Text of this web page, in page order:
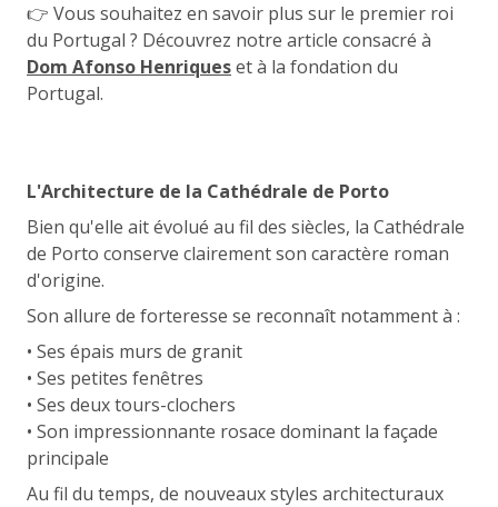
👉 Vous souhaitez en savoir plus sur le premier roi
du Portugal ? Découvrez notre article consacré à
Dom Afonso Henriqueset à la fondation du
Portugal.
L'Architecture de la Cathédrale de Porto
Bien qu'elle ait évolué au fil des siècles, la Cathédrale
de Porto conserve clairement son caractère roman
d'origine.
Son allure de forteresse se reconnaît notamment à :
• Ses épais murs de granit
• Ses petites fenêtres
• Ses deux tours-clochers
• Son impressionnante rosace dominant la façade
principale
Au fil du temps, de nouveaux styles architecturaux